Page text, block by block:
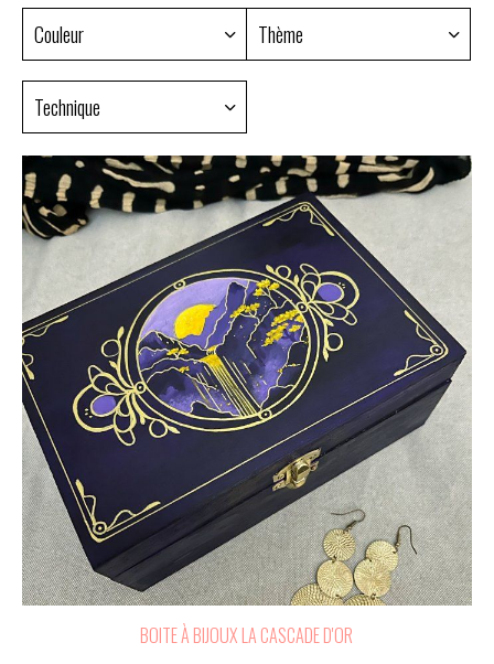
Couleur Thème
Technique
BOITE À BIJOUX LA CASCADE D'OR